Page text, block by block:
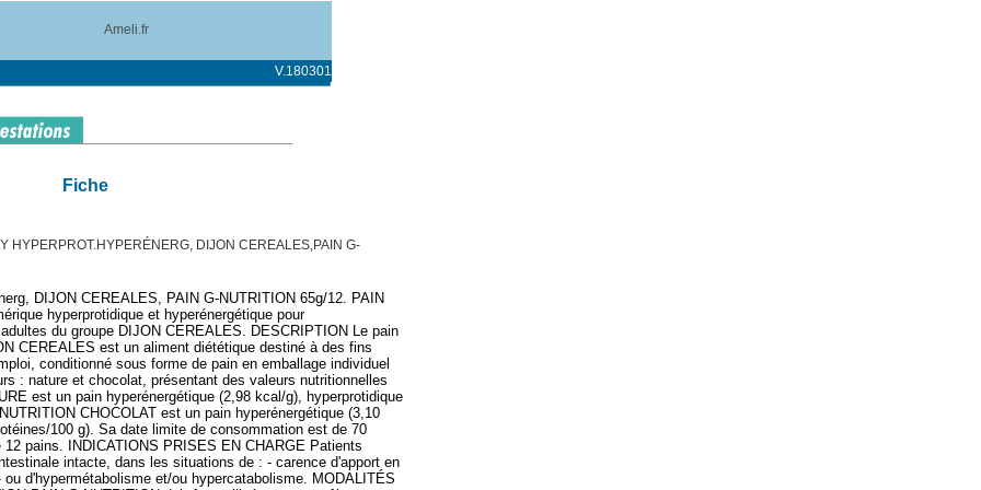
Ameli.fr
V.180301
Fiche
HYPERPROT.HYPERÉNERG, DIJON CEREALES,PAIN G-
DIJON CEREALES, PAIN G-NUTRITION 65g/12. PAIN
hyperprotidique et hyperénergétique pour
du groupe DIJON CEREALES. DESCRIPTION Le pain
CEREALES est un aliment diététique destiné à des fins
conditionné sous forme de pain en emballage individuel
: nature et chocolat, présentant des valeurs nutritionnelles
est un pain hyperénergétique (2,98 kcal/g), hyperprotidique
CHOCOLAT est un pain hyperénergétique (3,10
100 g). Sa date limite de consommation est de 70
pains. INDICATIONS PRISES EN CHARGE Patients
intacte, dans les situations de : - carence d'apport en
d'hypermétabolisme et/ou hypercatabolisme. MODALITÉS